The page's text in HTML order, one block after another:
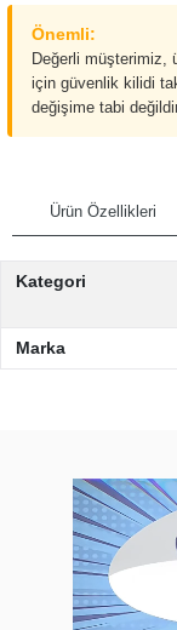
Önemli:
Değerli müşterimiz,
için güvenlik kilidi
değişime tabi
Ürün Özellikleri
Kategori
Marka